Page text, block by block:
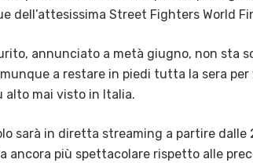
dell’attesissima Street Fighters World
annunciato a metà giugno, non sta
a restare in piedi tutta la sera
alto mai visto in Italia.
sarà in diretta streaming a partire dalle
ancora più spettacolare rispetto alle